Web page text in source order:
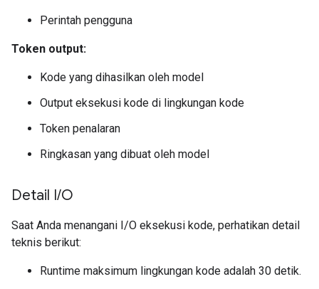
Perintah pengguna
Token output:
Kode yang dihasilkan oleh model
Output eksekusi kode di lingkungan kode
Token penalaran
Ringkasan yang dibuat oleh model
Detail I/O
Saat Anda menangani I/O eksekusi kode, perhatikan detail
teknis berikut:
Runtime maksimum lingkungan kode adalah 30 detik.